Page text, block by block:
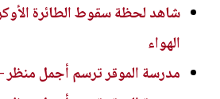
شاهد لحظة سقوط الطائرة
الهواء
مدرسة الموقر ترسم أجمل